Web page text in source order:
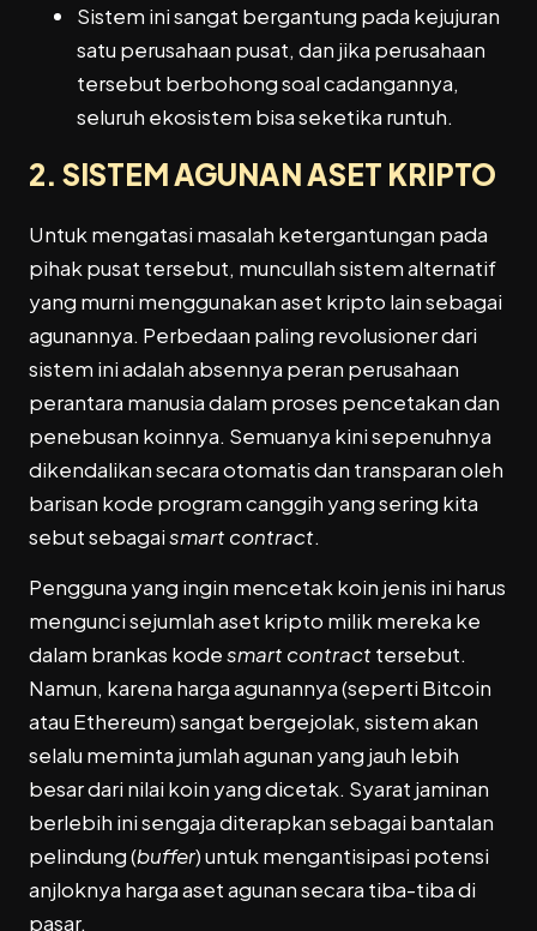
Sistem ini sangat bergantung pada kejujuran
satu perusahaan pusat, dan jika perusahaan
tersebut berbohong soal cadangannya,
seluruh ekosistem bisa seketika runtuh.
2. SISTEM AGUNAN ASET KRIPTO
Untuk mengatasi masalah ketergantungan pada
pihak pusat tersebut, muncullah sistem alternatif
yang murni menggunakan aset kripto lain sebagai
agunannya. Perbedaan paling revolusioner dari
sistem ini adalah absennya peran perusahaan
perantara manusia dalam proses pencetakan dan
penebusan koinnya. Semuanya kini sepenuhnya
dikendalikan secara otomatis dan transparan oleh
barisan kode program canggih yang sering kita
sebut sebagaismart contract.
Pengguna yang ingin mencetak koin jenis ini harus
mengunci sejumlah aset kripto milik mereka ke
dalam brankas kodesmart contract tersebut.
Namun, karena harga agunannya (seperti Bitcoin
atau Ethereum) sangat bergejolak, sistem akan
selalu meminta jumlah agunan yang jauh lebih
besar dari nilai koin yang dicetak. Syarat jaminan
berlebih ini sengaja diterapkan sebagai bantalan
pelindung (buffer) untuk mengantisipasi potensi
anjloknya harga aset agunan secara tiba-tiba di
pasar.